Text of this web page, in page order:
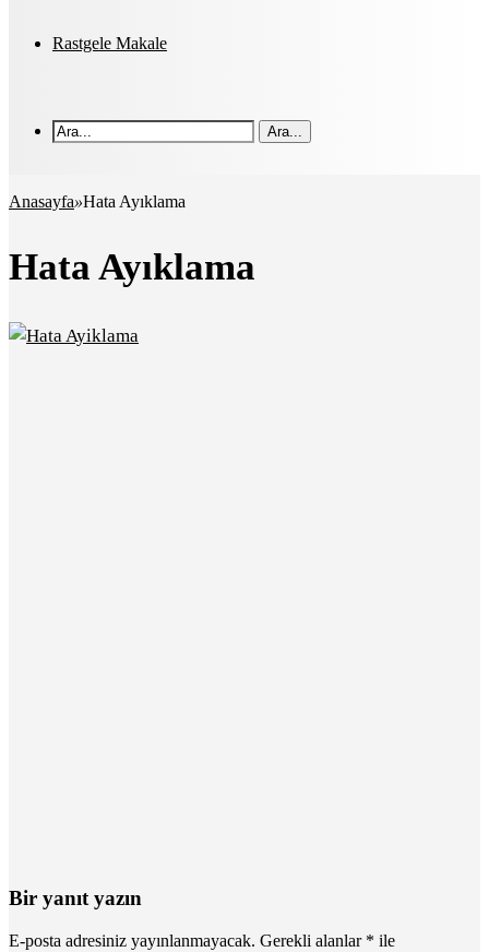
Rastgele Makale
Ara...
Anasayfa»Hata Ayıklama
Hata Ayıklama
Bir yanıt yazın
E-posta adresiniz yayınlanmayacak. Gerekli alanlar * ile